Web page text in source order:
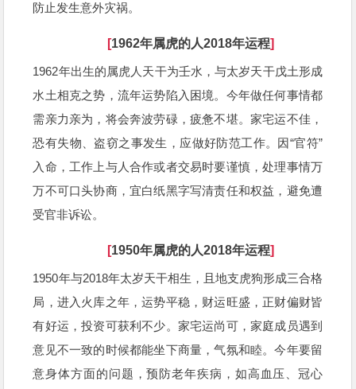
防止发生意外灾祸。
[1962年属虎的人2018年运程]
1962年出生的属虎人天干为壬水，与太岁天干戊土形成
水土相克之势，流年运势陷入困境。今年做任何事情都
需亲力亲为，将会奔波劳碌，疲惫不堪。家宅运不佳，
恐有失物、盗窃之事发生，应做好防范工作。因“官符”
入命，工作上与人合作或者交易时要谨慎，处理事情万
万不可口头协商，宜白纸黑字写清责任和权益，避免遭
受官非诉讼。
[1950年属虎的人2018年运程]
1950年与2018年太岁天干相生，且地支虎狗形成三合格
局，进入火库之年，运势平稳，财运旺盛，正财偏财皆
有好运，投资可获利不少。家宅运尚可，家庭成员遇到
意见不一致的时候都能坐下商量，气氛和睦。今年要留
意身体方面的问题，预防老年疾病，如高血压、冠心